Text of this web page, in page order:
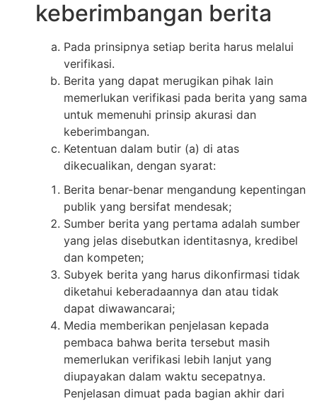
keberimbangan berita
Pada prinsipnya setiap berita harus melalui
verifikasi.
Berita yang dapat merugikan pihak lain
memerlukan verifikasi pada berita yang sama
untuk memenuhi prinsip akurasi dan
keberimbangan.
Ketentuan dalam butir (a) di atas
dikecualikan, dengan syarat:
Berita benar-benar mengandung kepentingan
publik yang bersifat mendesak;
Sumber berita yang pertama adalah sumber
yang jelas disebutkan identitasnya, kredibel
dan kompeten;
Subyek berita yang harus dikonfirmasi tidak
diketahui keberadaannya dan atau tidak
dapat diwawancarai;
Media memberikan penjelasan kepada
pembaca bahwa berita tersebut masih
memerlukan verifikasi lebih lanjut yang
diupayakan dalam waktu secepatnya.
Penjelasan dimuat pada bagian akhir dari